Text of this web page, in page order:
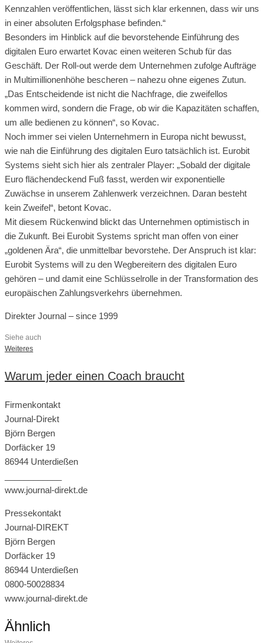
Kennzahlen veröffentlichen, lässt sich klar erkennen, dass wir uns
in einer absoluten Erfolgsphase befinden.“
Besonders im Hinblick auf die bevorstehende Einführung des
digitalen Euro erwartet Kovac einen weiteren Schub für das
Geschäft. Der Roll-out werde dem Unternehmen zufolge Aufträge
in Multimillionenhöhe bescheren – nahezu ohne eigenes Zutun.
„Das Entscheidende ist nicht die Nachfrage, die zweifellos
kommen wird, sondern die Frage, ob wir die Kapazitäten schaffen,
um alle bedienen zu können“, so Kovac.
Noch immer sei vielen Unternehmern in Europa nicht bewusst,
wie nah die Einführung des digitalen Euro tatsächlich ist. Eurobit
Systems sieht sich hier als zentraler Player: „Sobald der digitale
Euro flächendeckend Fuß fasst, werden wir exponentielle
Zuwächse in unserem Zahlenwerk verzeichnen. Daran besteht
kein Zweifel“, betont Kovac.
Mit diesem Rückenwind blickt das Unternehmen optimistisch in
die Zukunft. Bei Eurobit Systems spricht man offen von einer
„goldenen Ära“, die unmittelbar bevorstehe. Der Anspruch ist klar:
Eurobit Systems will zu den Wegbereitern des digitalen Euro
gehören – und damit eine Schlüsselrolle in der Transformation des
europäischen Zahlungsverkehrs übernehmen.
Direkter Journal – since 1999
Siehe auch
Weiteres
Warum jeder einen Coach braucht
Firmenkontakt
Journal-Direkt
Björn Bergen
Dorfäcker 19
86944 Unterdießen
www.journal-direkt.de
Pressekontakt
Journal-DIREKT
Björn Bergen
Dorfäcker 19
86944 Unterdießen
0800-50028834
www.journal-direkt.de
Ähnlich